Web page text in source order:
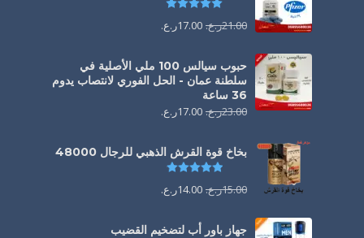
21.00ر.ع. 17.00ر.ع.
حبوب سيالس 100 ملي الأصلية في
سلطنة عمان - الحل الفوري لانتصاب يدوم
36 ساعة
23.00ر.ع. 17.00ر.ع.
بخاخ قوة القرش الذهبي للرجال 48000
تم التقييم
15.00ر.ع. 14.00ر.ع.
جهاز باور أب لتضخيم القضيب